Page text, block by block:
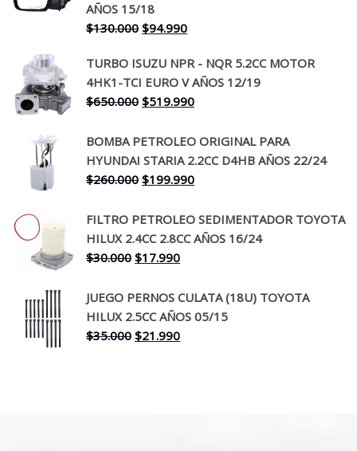
AÑOS 15/18
$130.000 El
original
era:
$130.000.
$94.990El
actual
es:
$94.990.
TURBO ISUZU NPR - NQR 5.2CC MOTOR
4HK1-TCI EURO V AÑOS 12/19
$650.000 El
original
era:
$650.000.
$519.990El
actual
es:
$519.990.
BOMBA PETROLEO ORIGINAL PARA
HYUNDAI STARIA 2.2CC D4HB AÑOS 22/24
$260.000 El
original
era:
$260.000.
$199.990El
actual
es:
FILTRO PETROLEO SEDIMENTADOR TOYOTA
HILUX 2.4CC 2.8CC AÑOS 16/24
$30.000 El
original
era:
$30.000.
$17.990El
actual
es:
$17.990.
JUEGO PERNOS CULATA (18U) TOYOTA
HILUX 2.5CC AÑOS 05/15
$35.000 El
$21.990El